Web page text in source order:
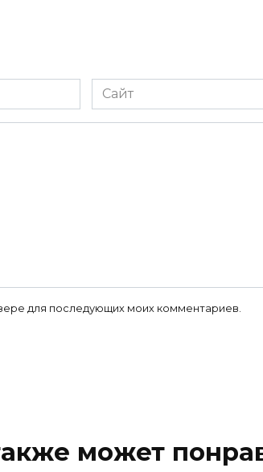
Сайт
для последующих моих комментариев.
может